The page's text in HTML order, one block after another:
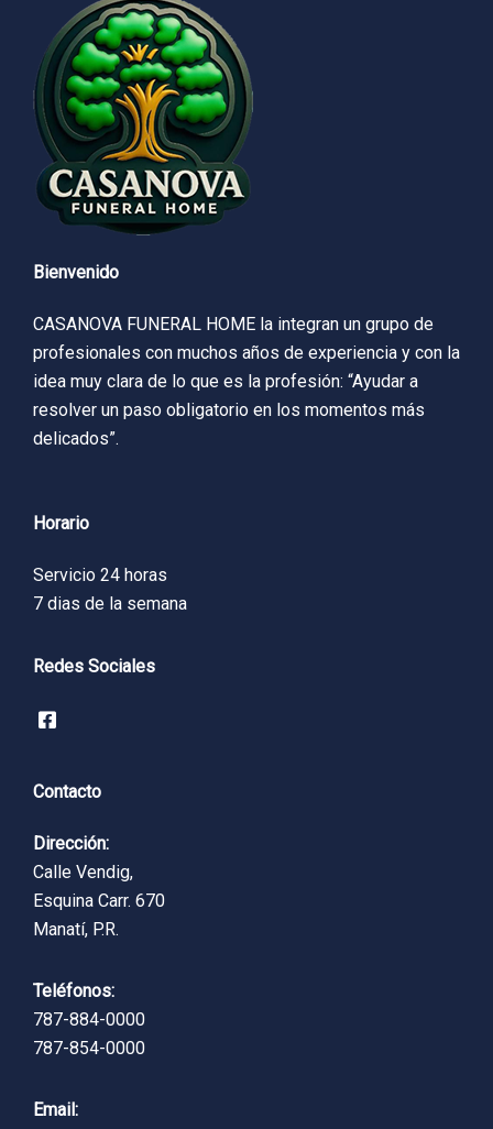
Bienvenido
CASANOVA FUNERAL HOME la integran un grupo de
profesionales con muchos años de experiencia y con la
idea muy clara de lo que es la profesión: “Ayudar a
resolver un paso obligatorio en los momentos más
delicados”.
Horario
Servicio 24 horas
7 dias de la semana
Redes Sociales
Contacto
Dirección:
Calle Vendig,
Esquina Carr. 670
Manatí, P.R.
Teléfonos:
787-884-0000
787-854-0000
Email: